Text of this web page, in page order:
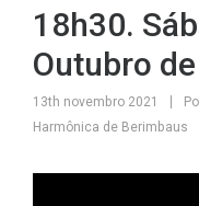
18h30.
Outubro
13th novembro 2021
Harmônica de Berimbaus